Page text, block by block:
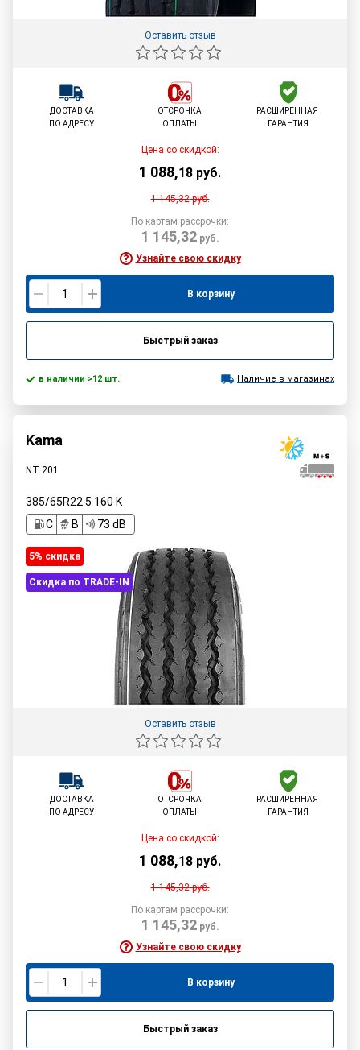
Оставить отзыв
ДОСТАВКА
ПО АДРЕСУ
ОТСРОЧКА
ОПЛАТЫ
РАСШИРЕННАЯ
ГАРАНТИЯ
Цена со скидкой:
1 088,18 руб.
1 145,32руб.
По картам рассрочки:
1 145,32руб.
Узнайте свою скидку
В корзину
Быстрый заказ
в наличии >12 шт. Наличие в магазинах
Kama
NT 201
385/65R22.5 160 K
C
B 73 dB
5% cкидка
Скидка по TRADE-IN
Оставить отзыв
ДОСТАВКА
ПО АДРЕСУ
ОТСРОЧКА
ОПЛАТЫ
РАСШИРЕННАЯ
ГАРАНТИЯ
Цена со скидкой:
1 088,18 руб.
1 145,32руб.
По картам рассрочки:
1 145,32руб.
Узнайте свою скидку
В корзину
Быстрый заказ